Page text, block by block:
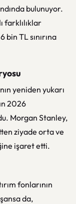
bulunuyor.
farklılıklar
TL sınırına
yeniden yukarı
2026
Morgan Stanley,
ziyade orta ve
işaret etti.
fonlarının
da,